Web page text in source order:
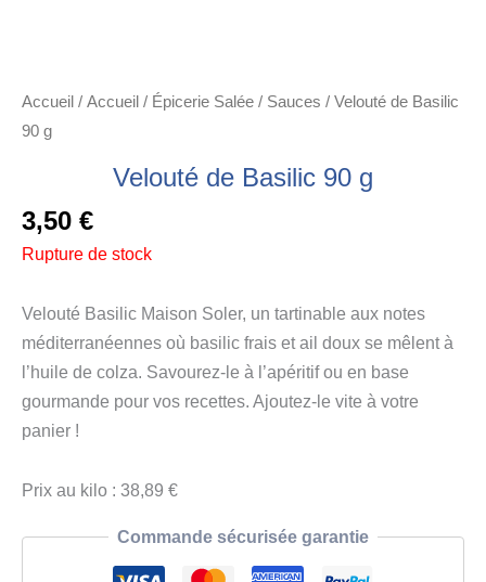
Accueil / Accueil / Épicerie Salée / Sauces / Velouté de Basilic
90 g
Velouté de Basilic 90 g
3,50 €
Rupture de stock
Velouté Basilic Maison Soler, un tartinable aux notes
méditerranéennes où basilic frais et ail doux se mêlent à
l’huile de colza. Savourez-le à l’apéritif ou en base
gourmande pour vos recettes. Ajoutez-le vite à votre
panier !
Prix au kilo : 38,89 €
Commande sécurisée garantie